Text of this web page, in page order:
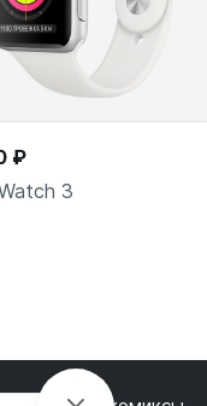
Подробнее
₽
3